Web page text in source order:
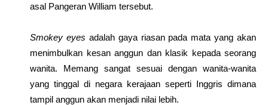
asal Pangeran William tersebut.
Smokey eyes adalah gaya riasan pada mata yang akan
menimbulkan kesan anggun dan klasik kepada seorang
wanita. Memang sangat sesuai dengan wanita-wanita
yang tinggal di negara kerajaan seperti Inggris dimana
tampil anggun akan menjadi nilai lebih.